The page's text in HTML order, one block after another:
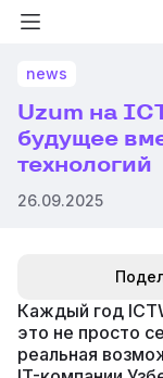
Меню
навигации
Uzum
People
news
Uzum на
будущее
технологий
26.09.2025
Каждый год
это не просто
реальная